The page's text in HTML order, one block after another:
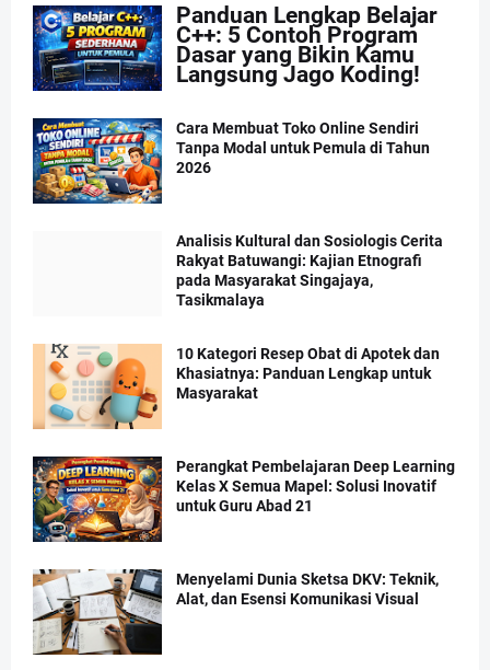
Panduan Lengkap Belajar
C++: 5 Contoh Program
Dasar yang Bikin Kamu
Langsung Jago Koding!
Cara Membuat Toko Online Sendiri
Tanpa Modal untuk Pemula di Tahun
2026
Analisis Kultural dan Sosiologis Cerita
Rakyat Batuwangi: Kajian Etnografi
pada Masyarakat Singajaya,
Tasikmalaya
10 Kategori Resep Obat di Apotek dan
Khasiatnya: Panduan Lengkap untuk
Masyarakat
Perangkat Pembelajaran Deep Learning
Kelas X Semua Mapel: Solusi Inovatif
untuk Guru Abad 21
Menyelami Dunia Sketsa DKV: Teknik,
Alat, dan Esensi Komunikasi Visual